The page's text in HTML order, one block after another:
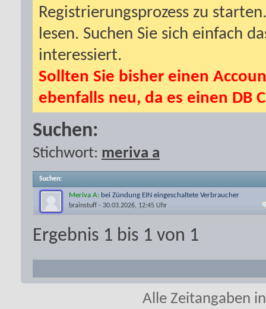
Registrierungsprozess zu
lesen. Suchen Sie sich einfach
interessiert.
Sollten Sie bisher einen
ebenfalls neu, da es einen DB
Suchen:
Stichwort: meriva a
Suchen:
Meriva A: bei Zündung EIN eingeschaltete Verbraucher
brainstuff - 30.03.2026, 12:45 Uhr
Ergebnis 1 bis 1 von 1
Alle Zeitangaben